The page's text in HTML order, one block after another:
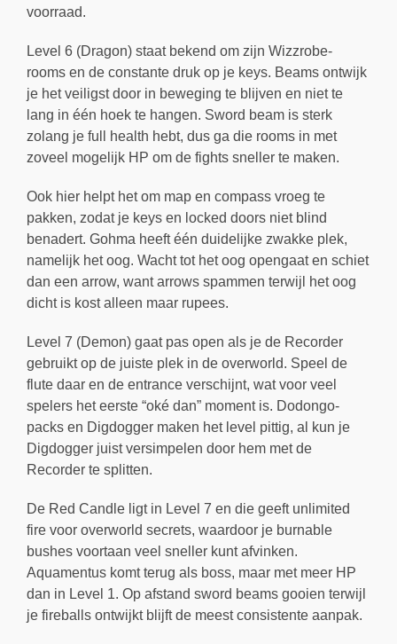
voorraad.
Level 6 (Dragon) staat bekend om zijn Wizzrobe-
rooms en de constante druk op je keys. Beams ontwijk
je het veiligst door in beweging te blijven en niet te
lang in één hoek te hangen. Sword beam is sterk
zolang je full health hebt, dus ga die rooms in met
zoveel mogelijk HP om de fights sneller te maken.
Ook hier helpt het om map en compass vroeg te
pakken, zodat je keys en locked doors niet blind
benadert. Gohma heeft één duidelijke zwakke plek,
namelijk het oog. Wacht tot het oog opengaat en schiet
dan een arrow, want arrows spammen terwijl het oog
dicht is kost alleen maar rupees.
Level 7 (Demon) gaat pas open als je de Recorder
gebruikt op de juiste plek in de overworld. Speel de
flute daar en de entrance verschijnt, wat voor veel
spelers het eerste “oké dan” moment is. Dodongo-
packs en Digdogger maken het level pittig, al kun je
Digdogger juist versimpelen door hem met de
Recorder te splitten.
De Red Candle ligt in Level 7 en die geeft unlimited
fire voor overworld secrets, waardoor je burnable
bushes voortaan veel sneller kunt afvinken.
Aquamentus komt terug als boss, maar met meer HP
dan in Level 1. Op afstand sword beams gooien terwijl
je fireballs ontwijkt blijft de meest consistente aanpak.